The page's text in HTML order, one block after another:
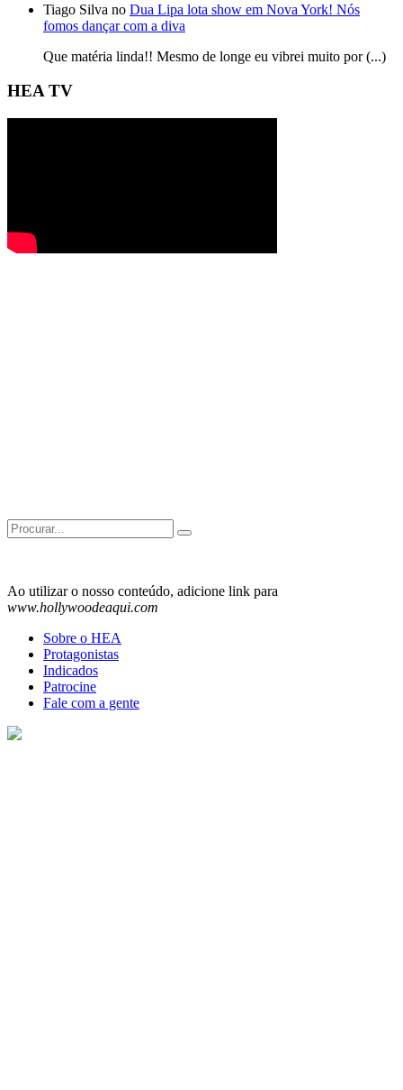
Tiago Silva no Dua Lipa lota show em Nova York! Nós
fomos dançar com a diva
Que matéria linda!! Mesmo de longe eu vibrei muito por (...)
HEA TV
Search
for:
Ao utilizar o nosso conteúdo, adicione link para
www.hollywoodeaqui.com
Sobre o HEA
Protagonistas
Indicados
Patrocine
Fale com a gente